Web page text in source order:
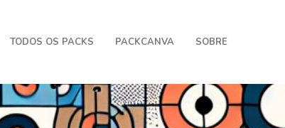
TODOS OS PACKS PACKCANVA SOBRE